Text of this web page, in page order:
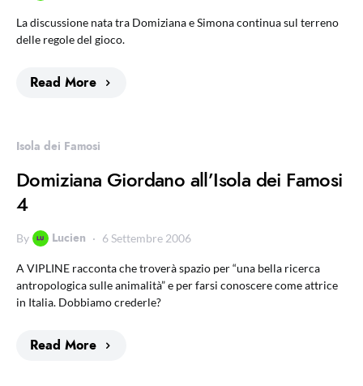
La discussione nata tra Domiziana e Simona continua sul terreno
delle regole del gioco.
Read More
Isola dei Famosi
Domiziana Giordano all’Isola dei Famosi
4
By Lucien 6 Settembre 2006
A VIPLINE racconta che troverà spazio per “una bella ricerca
antropologica sulle animalità” e per farsi conoscere come attrice
in Italia. Dobbiamo crederle?
Read More